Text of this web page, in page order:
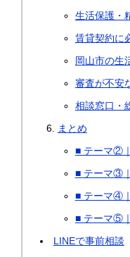
生活保護・
賃貸契約に
岡山市の生
審査が不安
相談窓口・
まとめ
■ テーマ②
■ テーマ③
■ テーマ④
■ テーマ⑤
LINEで事前相談